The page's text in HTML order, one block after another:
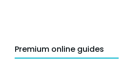
Premium online guides